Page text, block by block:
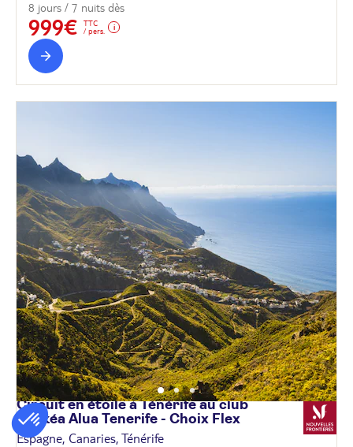
8 jours / 7 nuits dès
999€
TTC
/ pers.
Circuit en étoile à Ténérife au club
Lookéa Alua Tenerife - Choix Flex
Espagne, Canaries, Ténérife